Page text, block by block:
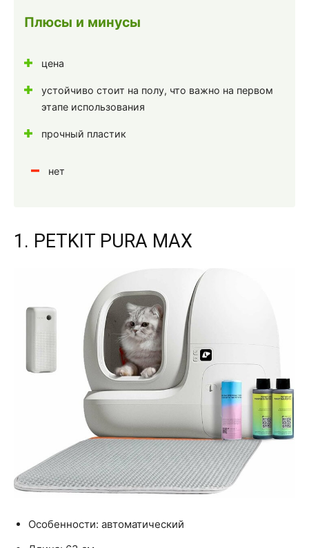
Плюсы и минусы
цена
устойчиво стоит на полу, что важно на первом
этапе использования
прочный пластик
нет
1. PETKIT PURA MAX
Особенности: автоматический